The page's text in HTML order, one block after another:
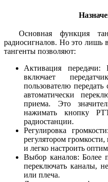
Основная функция
радиосигналов. Но это лишь
тангенты позволяют:
Активация
включает
пользователю
автоматически
приема. Это
нажимать кнопку
радиостанции.
Регулировка
регулятором
и легко настроить
Выбор каналов: Более
переключать каналы,
или плеча.